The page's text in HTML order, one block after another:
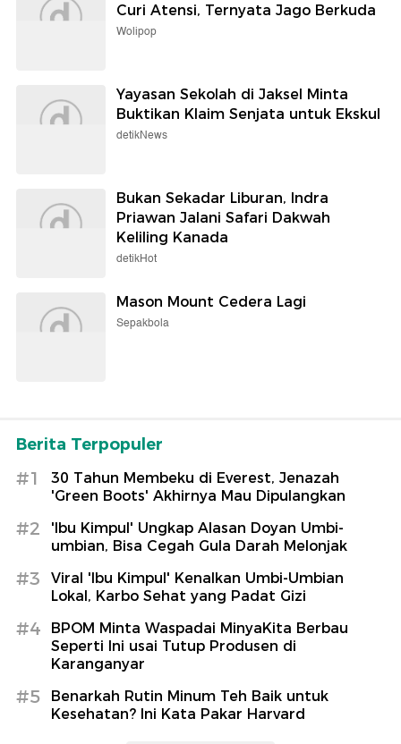
Curi Atensi, Ternyata Jago Berkuda
Wolipop
Yayasan Sekolah di Jaksel Minta
Buktikan Klaim Senjata untuk Ekskul
detikNews
Bukan Sekadar Liburan, Indra
Priawan Jalani Safari Dakwah
Keliling Kanada
detikHot
Mason Mount Cedera Lagi
Sepakbola
Berita Terpopuler
#1
30 Tahun Membeku di Everest, Jenazah
'Green Boots' Akhirnya Mau Dipulangkan
#2
'Ibu Kimpul' Ungkap Alasan Doyan Umbi-
umbian, Bisa Cegah Gula Darah Melonjak
#3
Viral 'Ibu Kimpul' Kenalkan Umbi-Umbian
Lokal, Karbo Sehat yang Padat Gizi
#4
BPOM Minta Waspadai MinyaKita Berbau
Seperti Ini usai Tutup Produsen di
Karanganyar
#5
Benarkah Rutin Minum Teh Baik untuk
Kesehatan? Ini Kata Pakar Harvard